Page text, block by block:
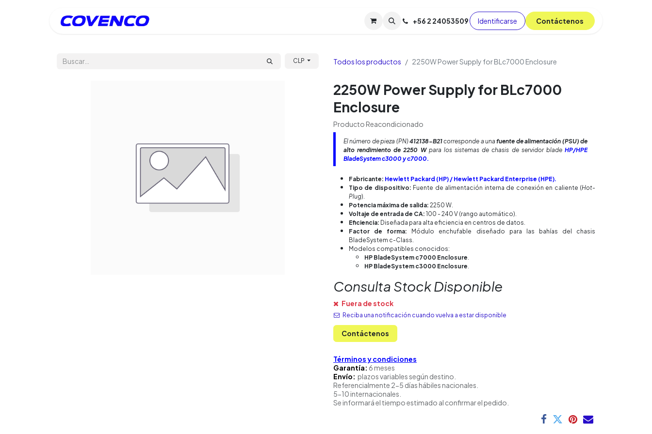
Soporte TPM (CL) Tienda Cursos Blog
+56 2 24053509 Identificarse C​​​​ont​​​​áct​​​​​​en​​​​​​os
CLP Todos los productos 2250W Power Supply for BLc7000 Enclosure
2250W Power Supply for BLc7000
Enclosure
Producto Reacondicionado
El número de pieza (PN)412138-B21corresponde a unafuente de alimentación (PSU) de
alto rendimiento de 2250 Wpara los sistemas de chasis de servidor bladeHP/HPE
BladeSystem c3000 y c7000.
Fabricante: Hewlett Packard (HP) / Hewlett Packard Enterprise (HPE).
Tipo de dispositivo: Fuente de alimentación interna de conexión en caliente (Hot-
Plug).
Potencia máxima de salida: 2250 W.
Voltaje de entrada de CA: 100 - 240 V (rango automático).
Eficiencia: Diseñada para alta eficiencia en centros de datos.
Factor de forma: Módulo enchufable diseñado para las bahías del chasis
BladeSystem c-Class.
Modelos compatibles conocidos:
HP BladeSystem c7000 Enclosure.
HP BladeSystem c3000 Enclosure.
Consulta Stock Disponible
Fuera de stock
Reciba una notificación cuando vuelva a estar disponible
Contáctenos
Términos y condiciones
Garantía: 6 meses
Envío: plazos variables según destino.
Referencialmente 2-5 días hábiles nacionales.
5-10 internacionales.
Se informará el tiempo estimado al confirmar el pedido.